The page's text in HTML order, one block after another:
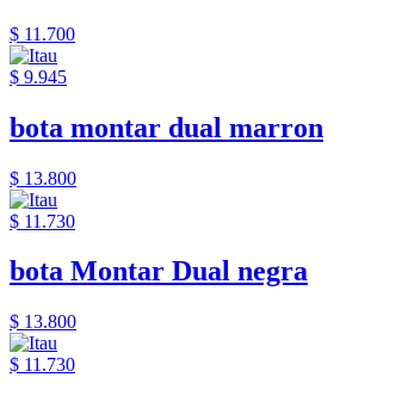
$ 11.700
$ 9.945
bota montar dual marron
$ 13.800
$ 11.730
bota Montar Dual negra
$ 13.800
$ 11.730